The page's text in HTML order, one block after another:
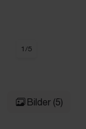
1 /5
Bilder (5)